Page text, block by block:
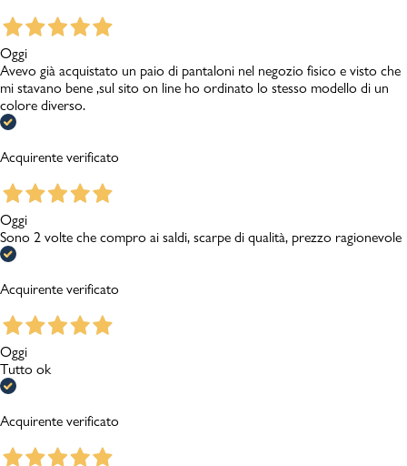
Oggi
Avevo già acquistato un paio di pantaloni nel negozio fisico e visto che
mi stavano bene ,sul sito on line ho ordinato lo stesso modello di un
colore diverso.
Acquirente verificato
Oggi
Sono 2 volte che compro ai saldi, scarpe di qualità, prezzo ragionevole
Acquirente verificato
Oggi
Tutto ok
Acquirente verificato